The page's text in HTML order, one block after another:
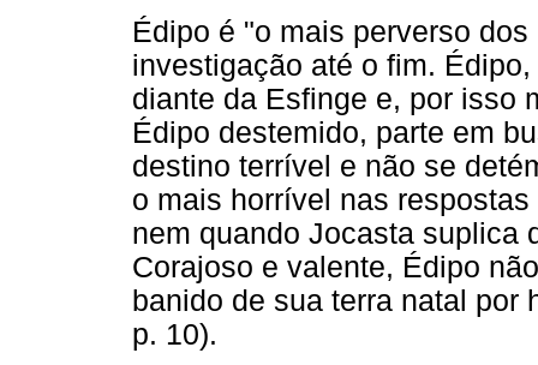
Édipo é "o mais perverso
investigação até o fim.
diante da Esfinge e, por isso
Édipo destemido, parte em
destino terrível e não se
o mais horrível nas
nem quando Jocasta suplica
Corajoso e valente, Édipo
banido de sua terra natal por
p. 10).